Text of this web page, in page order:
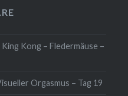
King Kong – Fledermäuse –
Orgasmus – Tag 19